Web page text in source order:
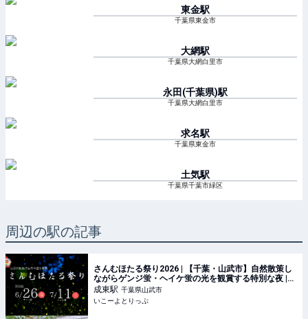
東金駅
千葉県東金市
大網駅
千葉県大網白里市
永田(千葉県)駅
千葉県大網白里市
求名駅
千葉県東金市
土気駅
千葉県千葉市緑区
周辺の駅の記事
さんむほたる祭り2026 | 【千葉・山武市】自然散策し
ながらゲンジ蛍・ヘイケ蛍の光を観賞する特別な夜 |
千葉県山武市 | いこーよとりっぷ
成東駅 千葉県山武市
いこーよとりっぷ